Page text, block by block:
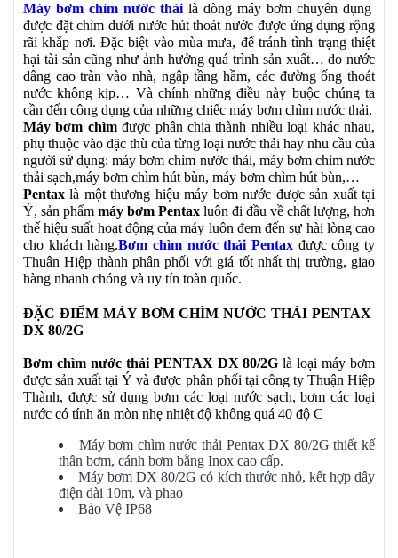
Máy bơm chìm nước thải là dòng máy bơm chuyên dụng
được đặt chìm dưới nước hút thoát nước được ứng dụng rộng
rãi khắp nơi. Đặc biệt vào mùa mưa, để tránh tình trạng thiệt
hại tài sản cũng như ảnh hưởng quá trình sản xuất… do nước
dâng cao tràn vào nhà, ngập tầng hầm, các đường ống thoát
nước không kịp… Và chính những điều này buộc chúng ta
cần đến công dụng của những chiếc máy bơm chìm nước thải.
Máy bơm chìmđược phân chia thành nhiều loại khác nhau,
phụ thuộc vào đặc thù của từng loại nước thải hay nhu cầu của
người sử dụng: máy bơm chìm nước thải, máy bơm chìm nước
thải sạch,máy bơm chìm hút bùn, máy bơm chìm hút bùn,…
Pentax là một thương hiệu máy bơm nước được sản xuất tại
Ý, sản phẩm máy bơm Pentax luôn đi đầu về chất lượng, hơn
thế hiệu suất hoạt động của máy luôn đem đến sự hài lòng cao
cho khách hàng.Bơm chìm nước thải Pentax được công ty
Thuân Hiệp thành phân phối với giá tốt nhất thị trường, giao
hàng nhanh chóng và uy tín toàn quốc.
ĐẶC ĐIỂM MÁY BƠM CHÌM NƯỚC THẢI PENTAX
DX 80/2G
Bơm chìm nước thải PENTAX DX 80/2G là loại máy bơm
được sản xuất tại Ý và được phân phối tại công ty Thuận Hiệp
Thành, được sử dụng bơm các loại nước sạch, bơm các loại
nước có tính ăn mòn nhẹ nhiệt độ không quá 40 độ C
Máy bơm chìm nước thải Pentax DX 80/2G thiết kế
thân bơm, cánh bơm bằng Inox cao cấp.
Máy bơm DX 80/2G có kích thước nhỏ, kết hợp dây
điện dài 10m, và phao
Bảo Vệ IP68